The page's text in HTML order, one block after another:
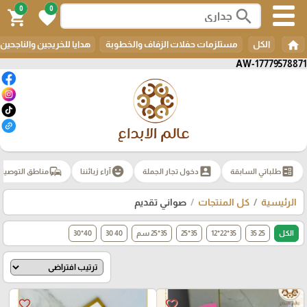
AW-17779578871
search
0
favorite
0
shopping_cart
home الكل مستلزمات حفلات الزفاف والخطوبة هدايا للخريجين والناجحين
ballotطلباتي السابقة account_box دخول تجار الجملة emoji_emotionsآراء زبائننا commuteمناطق
الرئيسية كل المنتجات صواني تقديم
الكل 25 35
35*22*12
35*25 35*25 سم 40 30
40*30
favorite_border
favorite_border